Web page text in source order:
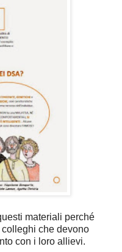
materiali perché
che devono
con i loro allievi.